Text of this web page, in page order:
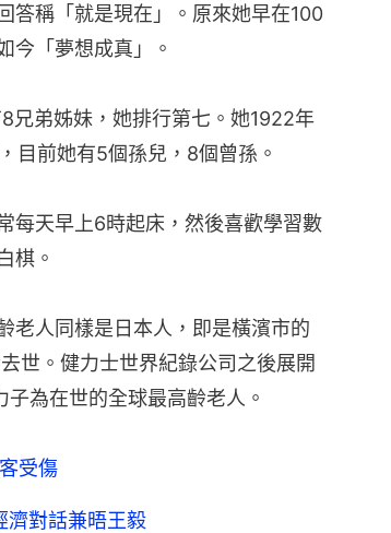
答稱「就是現在」。原來她早在100
今「夢想成真」。
兄弟姊妹，她排行第七。她1922年
目前她有5個孫兒，8個曾孫。
每天早上6時起床，然後喜歡學習數
棋。
老人同樣是日本人，即是橫濱市的
世。健力士世界紀錄公司之後展開
為在世的全球最高齡老人。
受傷
對話兼晤王毅